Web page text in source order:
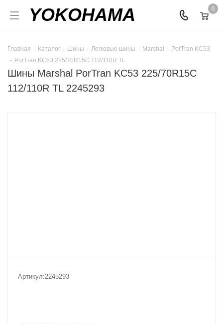
YOKOHAMA 0
Главная - Каталог - Шины - Легковые шины - Marshal - PorTran KC53
- PorTran KC53 225/70R15C 112/110R TL
Шины Marshal PorTran KC53 225/70R15C
112/110R TL 2245293
Артикул:2245293